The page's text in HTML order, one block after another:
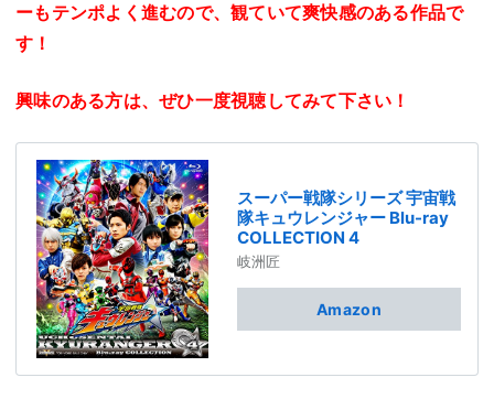
ーもテンポよく進むので、観ていて爽快感のある作品で
す！
興味のある方は、ぜひ一度視聴してみて下さい！
スーパー戦隊シリーズ 宇宙戦
隊キュウレンジャー Blu-ray
COLLECTION 4
岐洲匠
Amazon